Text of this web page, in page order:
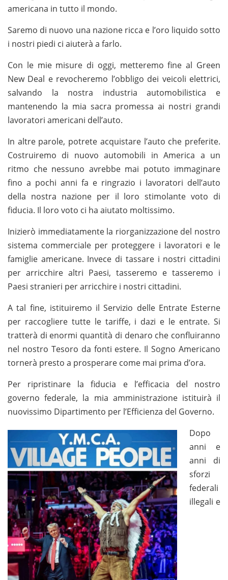
americana in tutto il mondo.
Saremo di nuovo una nazione ricca e l’oro liquido sotto
i nostri piedi ci aiuterà a farlo.
Con le mie misure di oggi, metteremo fine al Green
New Deal e revocheremo l’obbligo dei veicoli elettrici,
salvando la nostra industria automobilistica e
mantenendo la mia sacra promessa ai nostri grandi
lavoratori americani dell’auto.
In altre parole, potrete acquistare l’auto che preferite.
Costruiremo di nuovo automobili in America a un
ritmo che nessuno avrebbe mai potuto immaginare
fino a pochi anni fa e ringrazio i lavoratori dell’auto
della nostra nazione per il loro stimolante voto di
fiducia. Il loro voto ci ha aiutato moltissimo.
Inizierò immediatamente la riorganizzazione del nostro
sistema commerciale per proteggere i lavoratori e le
famiglie americane. Invece di tassare i nostri cittadini
per arricchire altri Paesi, tasseremo e tasseremo i
Paesi stranieri per arricchire i nostri cittadini.
A tal fine, istituiremo il Servizio delle Entrate Esterne
per raccogliere tutte le tariffe, i dazi e le entrate. Si
tratterà di enormi quantità di denaro che confluiranno
nel nostro Tesoro da fonti estere. Il Sogno Americano
tornerà presto a prosperare come mai prima d’ora.
Per ripristinare la fiducia e l’efficacia del nostro
governo federale, la mia amministrazione istituirà il
nuovissimo Dipartimento per l’Efficienza del Governo.
Dopo
anni e
anni di
sforzi
federali
illegali e